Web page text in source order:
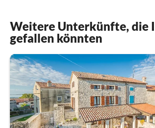
Weitere Unterkünfte, die
gefallen könnten